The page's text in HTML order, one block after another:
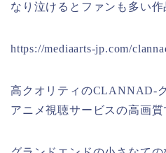
なり泣けるとファンも多い作
https://mediaarts-jp.com/
高クオリティのCLANNAD-
アニメ視聴サービスの高画質